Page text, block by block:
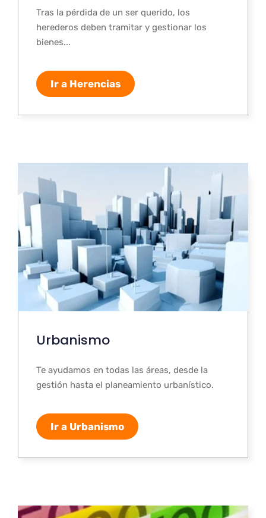
Tras la pérdida de un ser querido, los
herederos deben tramitar y gestionar los
bienes...
Ir a Herencias
Urbanismo
Te ayudamos en todas las áreas, desde la
gestión hasta el planeamiento urbanístico.
Ir a Urbanismo